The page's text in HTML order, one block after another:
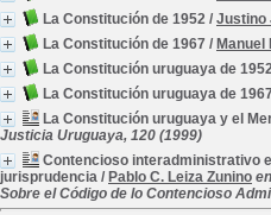
La Constitución de 1952 / Justino
La Constitución de 1967 / Manuel
La Constitución uruguaya de
La Constitución uruguaya de 1967
La Constitución uruguaya y el
Justicia Uruguaya, 120 (1999)
Contencioso interadministrativo
jurisprudencia / Pablo C. Leiza Zunino
Sobre el Código de lo Contencioso